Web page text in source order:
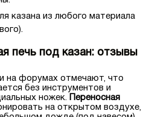
казана из любого материала
печь под казан: отзывы
на форумах отмечают, что
без инструментов и
ножек.
Переносная
на открытом воздухе,